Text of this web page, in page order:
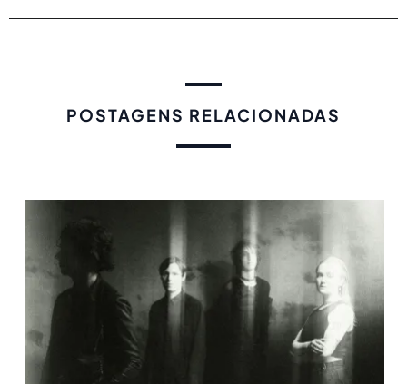
POSTAGENS RELACIONADAS